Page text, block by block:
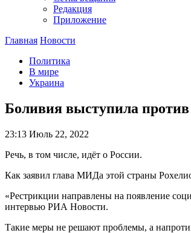
Редакция
Приложение
Главная Новости
Политика
В мире
Украина
Боливия выступила
23:13 Июль 22, 2022
Речь, в том числе, идёт о России.
Как заявил глава МИДа этой страны
«Рестрикции направлены на появление
интервью РИА Новости.
Такие меры не решают проблемы, а